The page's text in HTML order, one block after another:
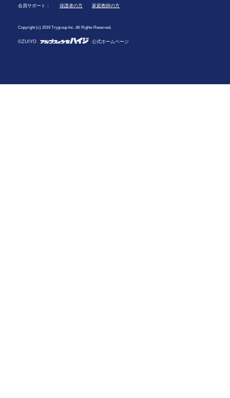
会員サポート： 保護者の方 家庭教師の方
Copyright (c) 2019 Trygroup Inc. All Rights Reserved.
©ZUIYO 公式ホームページ